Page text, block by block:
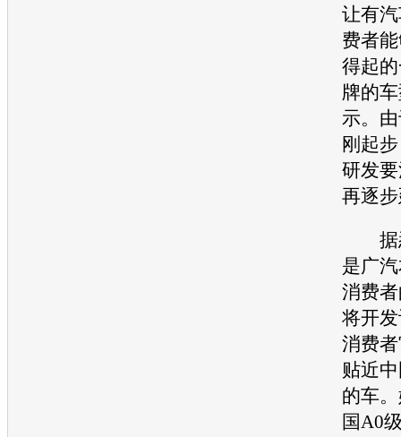
让有
费者
得起
牌的
示。
刚起
研发
再逐
据
是广汽
消费
将开
消费
贴近
的车
国A0